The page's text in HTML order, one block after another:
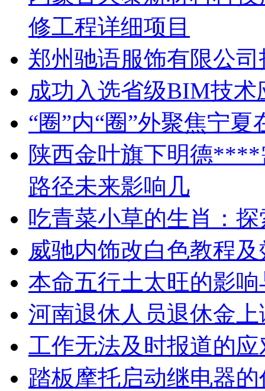
修工程详细项目
郑州驰语服饰有限公
成功入选省级BIM技
“圈”内“圈”外聚焦宁
陕西金叶旗下明德
路径未来影响几
吃青菜小草的生肖：
威驰内饰改白色教程
本命五行土太旺的影
河南退休人员退休金
工作无法及时报道的
踏板摩托启动继电器